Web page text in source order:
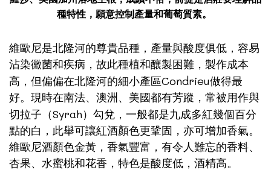
種特性，願意控制產量和葡萄質素。
維歐尼是北隆河的尊貴品種，產量與酸度俱低，容易
沾染黴菌和疾病，故此種植和釀製困難，製作成本
高，但偏偏在北隆河的細小產區Condrieu做得最
好。現時在南法、澳洲、美國都有芳蹤，常被用作與
切拉子（Syrah）勾兌，一般都是九成多紅幾個百分
點的白，此舉可讓紅酒顏色更鞏固，亦可增加香氣。
維歐尼酒顏色金黃，香氣豐富，有令人難忘的香料、
杏果、水蜜桃和花香，特色是酸度低，酒精高。